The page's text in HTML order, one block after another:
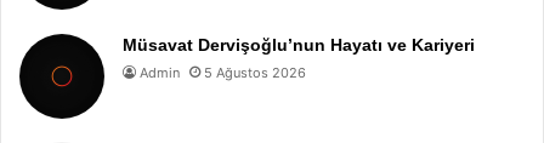
Müsavat Dervişoğlu’nun Hayatı ve Kariyeri
Admin 5 Ağustos 2026